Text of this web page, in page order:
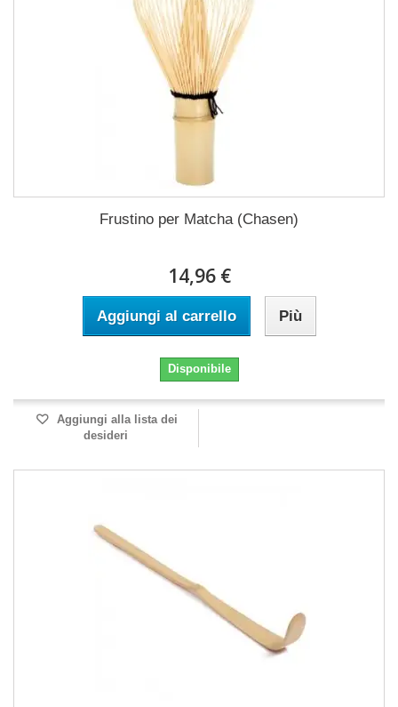
Frustino per Matcha (Chasen)
14,96 €
Aggiungi al carrello Più
Disponibile
Aggiungi alla lista dei
desideri